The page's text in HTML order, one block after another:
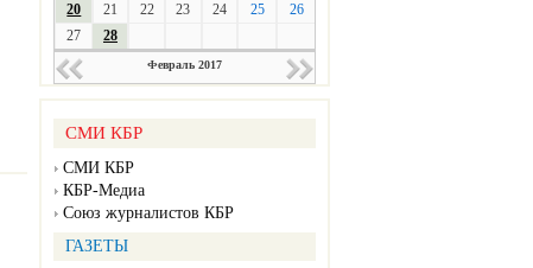
20
21 22 23 24 25
26
27
28
Февраль 2017
СМИ КБР
СМИ КБР
КБР-Медиа
Союз журналистов КБР
ГАЗЕТЫ